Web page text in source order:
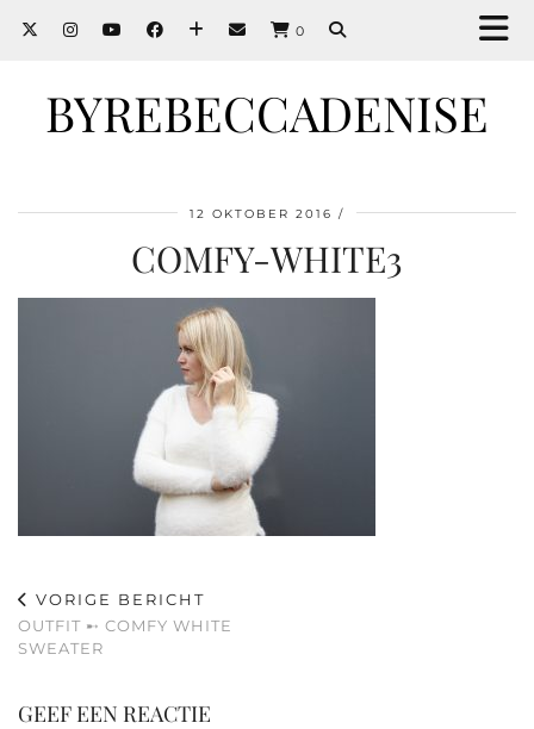
0
BYREBECCADENISE
12 OKTOBER 2016
COMFY-WHITE3
VORIGE BERICHT
OUTFIT ➸ COMFY WHITE
SWEATER
GEEF EEN REACTIE